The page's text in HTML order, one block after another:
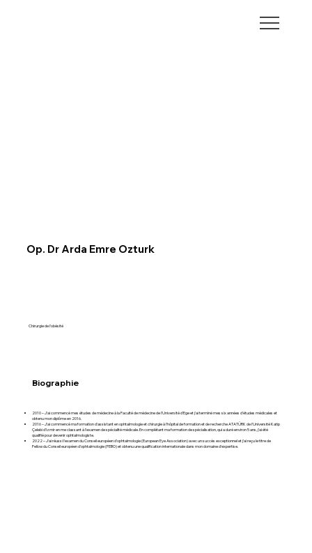
Op. Dr Arda Emre Ozturk
Chirurgie de l'obésité
Biographie
2010 – J'ai commencé mes études de médecine à la Faculté de médecine de l'Université d'Ege et j'ai terminé mes six années d'études médicales et
obtenu mon diplôme en 2016.
2016 – J'ai commencé ma formation d'assistant en ophtalmologie et chirurgie à l'hôpital de formation et de recherche ATATÜRK de l'Université Katip
Çelebi d'Izmir en me classant à l'examen de spécialité médicale. En complétant ma formation de spécialisation, qui a duré environ 5 ans, j'ai été
qualifié pour devenir ophtalmologiste.
2022 – J'ai réussi l'examen du Conseil européen d'ophtalmologie (European Eye Association) avec un succès exceptionnel et j'ai reçu le titre de
Fellow du Conseil européen d'ophtalmologie (FEBO) et obtenu une qualification internationale dans mon domaine d'expertise.